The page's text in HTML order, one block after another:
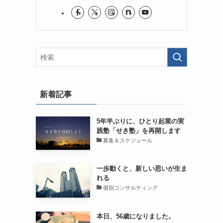
新着記事
5年半ぶりに、ひとり起業の実
践塾「せき塾」を再開します
募集＆スケジュール
一歩動くと、新しい思いが生ま
れる
個別コンサルティング
本日、56歳になりました。